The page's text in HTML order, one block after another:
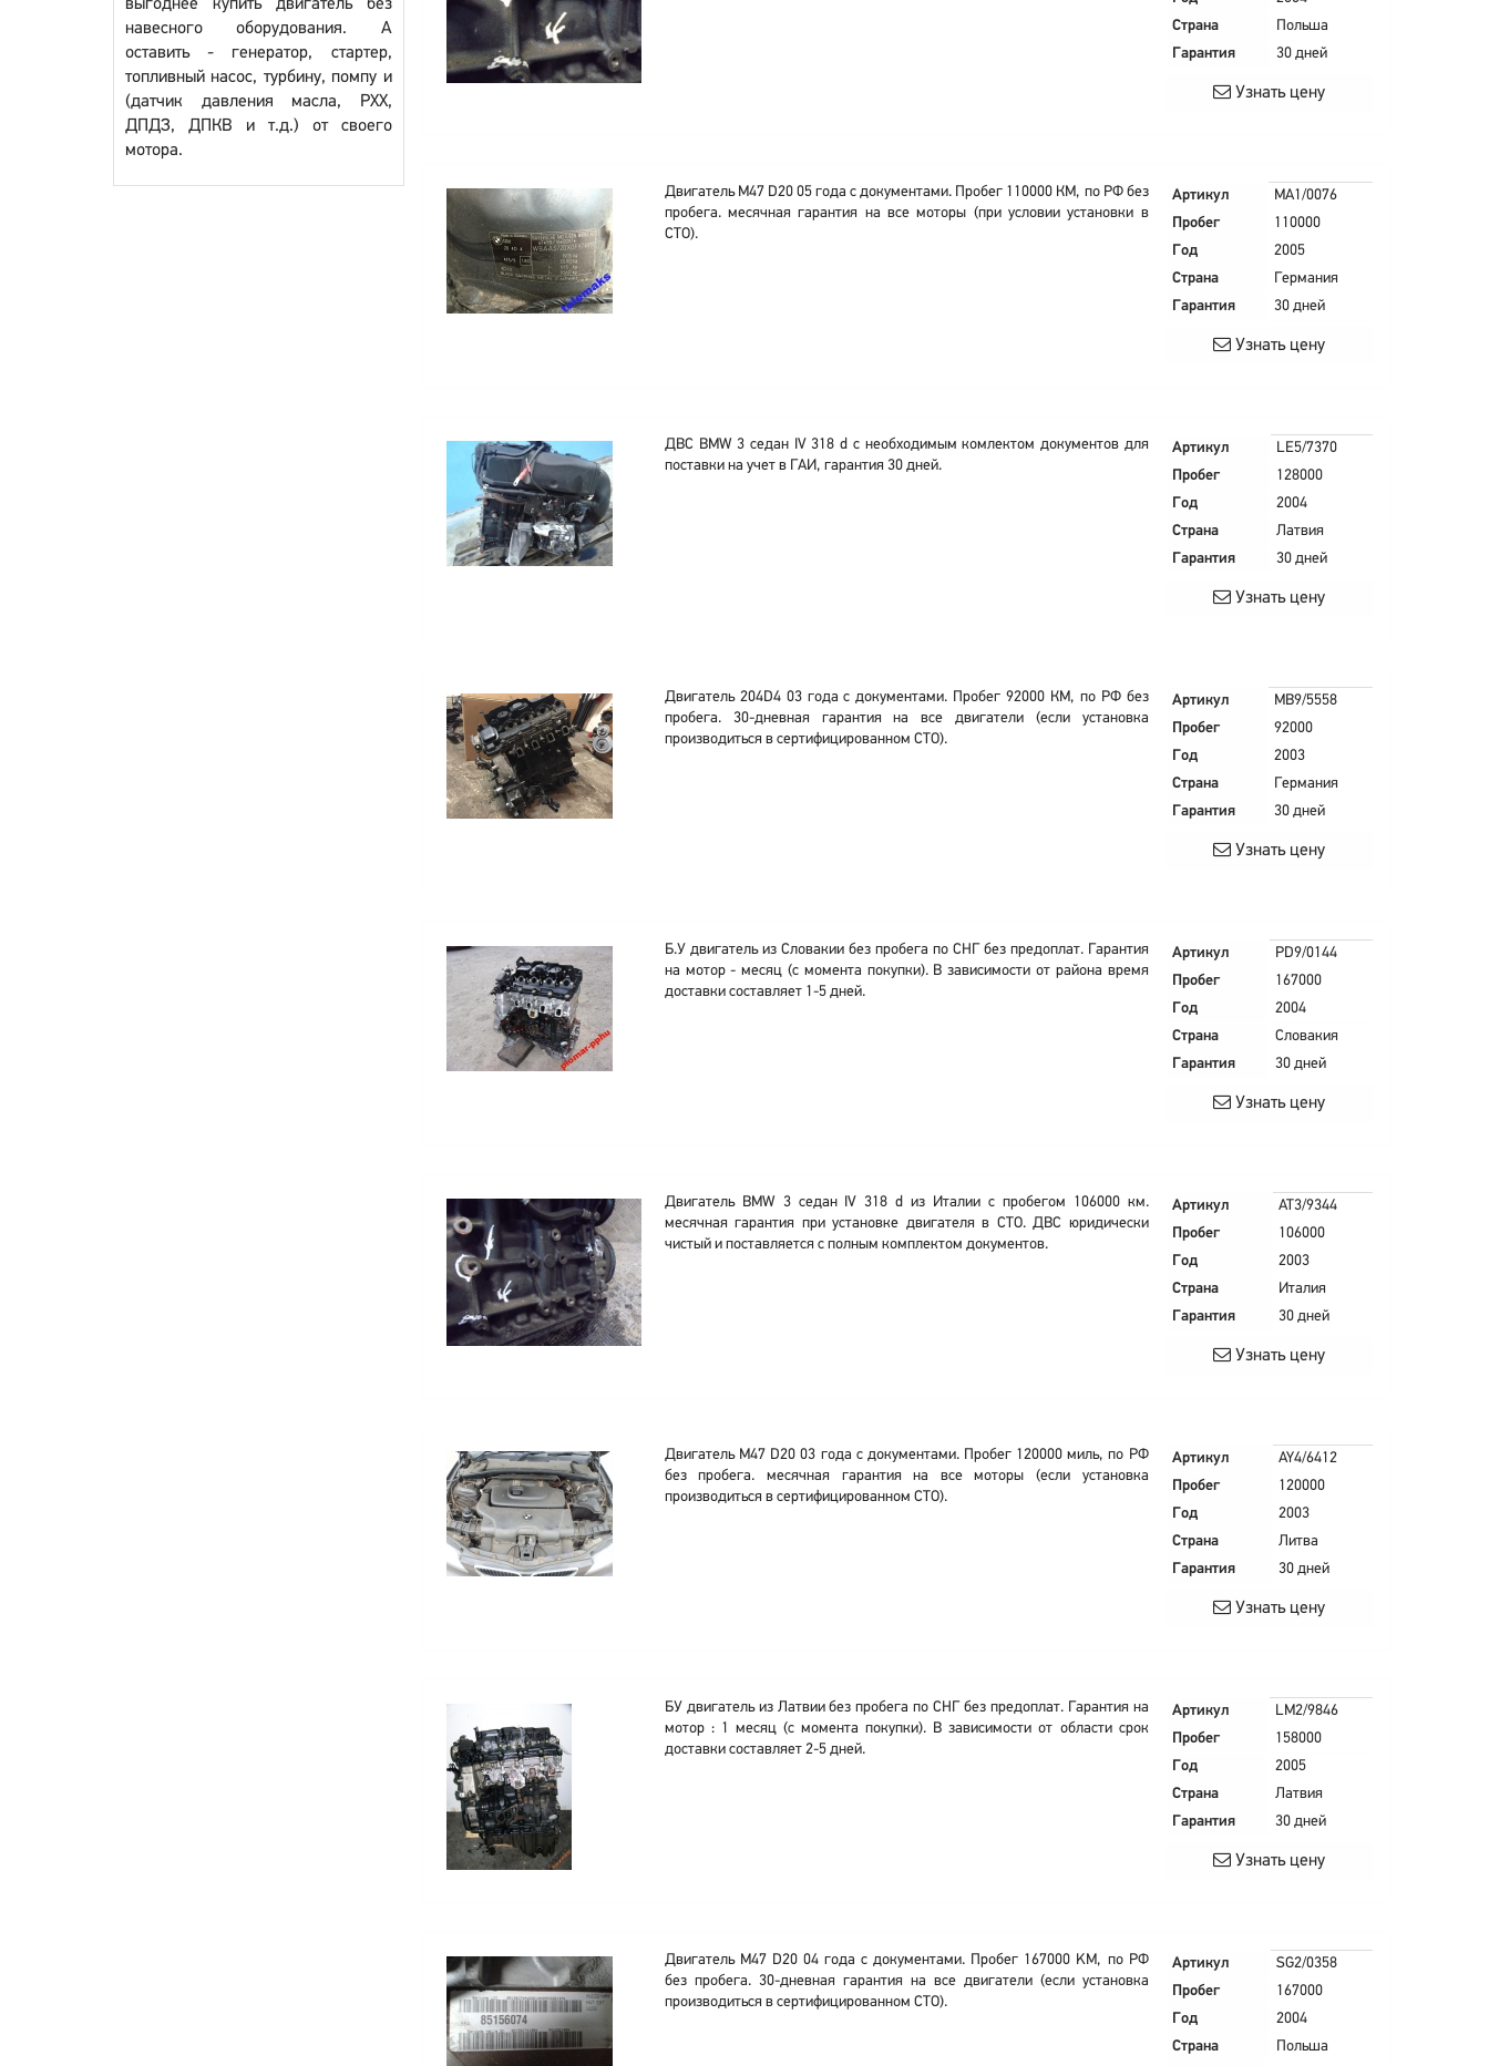
выгоднее купить двигатель без
навесного оборудования. А
оставить - генератор, стартер,
топливный насос, турбину, помпу и
(датчик давления масла, РХХ,
ДПДЗ, ДПКВ и т.д.) от своего
мотора.
Страна
Польша
Гарантия
30 дней
Узнать цену
Двигатель M47 D20 05 года с документами. Пробег 110000 КМ, по РФ без
пробега. месячная гарантия на все моторы (при условии установки в
СТО).
Артикул
MA1/0076
Пробег
110000
Год
2005
Страна
Германия
Гарантия
30 дней
Узнать цену
ДВС BMW 3 седан IV 318 d с необходимым комлектом документов для
поставки на учет в ГАИ, гарантия 30 дней.
Артикул
LE5/7370
Пробег
128000
Год
2004
Страна
Латвия
Гарантия
30 дней
Узнать цену
Двигатель 204D4 03 года с документами. Пробег 92000 КМ, по РФ без
пробега. 30-дневная гарантия на все двигатели (если установка
производиться в сертифицированном СТО).
Артикул
MB9/5558
Пробег
92000
Год
2003
Страна
Германия
Гарантия
30 дней
Узнать цену
Б.У двигатель из Словакии без пробега по СНГ без предоплат. Гарантия
на мотор - месяц (с момента покупки). В зависимости от района время
доставки составляет 1-5 дней.
Артикул
PD9/0144
Пробег
167000
Год
2004
Страна
Словакия
Гарантия
30 дней
Узнать цену
Двигатель BMW 3 седан IV 318 d из Италии с пробегом 106000 км.
месячная гарантия при установке двигателя в СТО. ДВС юридически
чистый и поставляется с полным комплектом документов.
Артикул
AT3/9344
Пробег
106000
Год
2003
Страна
Италия
Гарантия
30 дней
Узнать цену
Двигатель M47 D20 03 года с документами. Пробег 120000 миль, по РФ
без пробега. месячная гарантия на все моторы (если установка
производиться в сертифицированном СТО).
Артикул
AY4/6412
Пробег
120000
Год
2003
Страна
Литва
Гарантия
30 дней
Узнать цену
БУ двигатель из Латвии без пробега по СНГ без предоплат. Гарантия на
мотор : 1 месяц (с момента покупки). В зависимости от области срок
доставки составляет 2-5 дней.
Артикул
LM2/9846
Пробег
158000
Год
2005
Страна
Латвия
Гарантия
30 дней
Узнать цену
Двигатель M47 D20 04 года с документами. Пробег 167000 KM, по РФ
без пробега. 30-дневная гарантия на все двигатели (если установка
производиться в сертифицированном СТО).
Артикул
SG2/0358
Пробег
167000
Год
2004
Страна
Польша